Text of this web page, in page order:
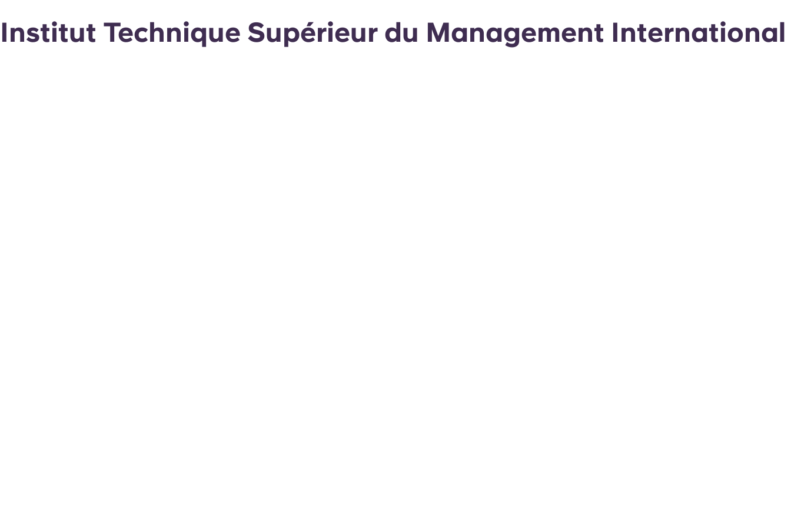
Institut Technique Supérieur du Management International